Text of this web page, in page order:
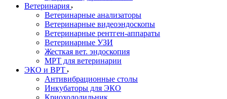
Ветеринария
Ветеринарные анализаторы
Ветеринарные видеоэндоскопы
Ветеринарные рентген-аппараты
Ветеринарные УЗИ
Жесткая вет. эндоскопия
МРТ для ветеринарии
ЭКО и ВРТ
Антивибрационные столы
Инкубаторы для ЭКО
Криохолодильник